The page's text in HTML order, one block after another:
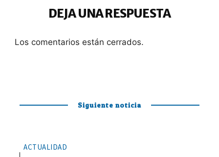
DEJA UNA RESPUESTA
Los comentarios están cerrados.
Siguiente noticia
ACTUALIDAD